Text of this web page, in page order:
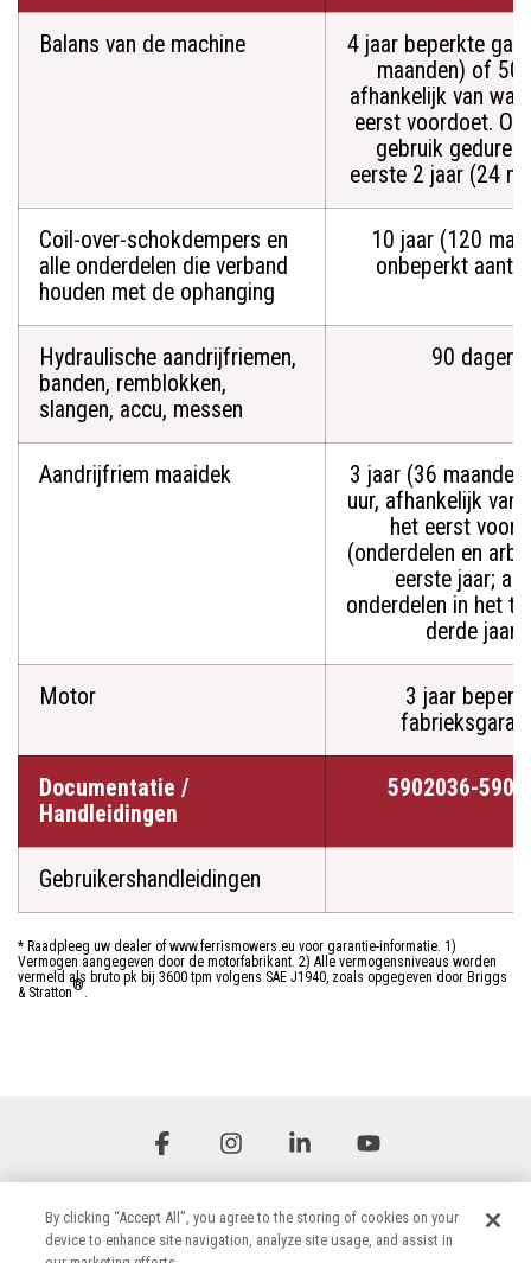
Balans van de machine
4 jaar beperkte
maanden) of
afhankelijk van wat
eerst voordoet.
gebruik
eerste 2 jaar (24
Coil-over-schokdempers en
alle onderdelen die verband
houden met de ophanging
10 jaar (120
onbeperkt
Hydraulische aandrijfriemen,
banden, remblokken,
slangen, accu, messen
90 dagen
Aandrijfriem maaidek
3 jaar (36
uur, afhankelijk van
het eerst
(onderdelen en
eerste jaar;
onderdelen in het
derde jaar)
Motor
3 jaar
Documentatie /
Handleidingen
5902036-
Gebruikershandleidingen
* Raadpleeg uw dealer of www.ferrismowers.eu voor garantie-informatie. 1)
Vermogen aangegeven door de motorfabrikant. 2) Alle vermogensniveaus worden
vermeld als bruto pk bij 3600 tpm volgens SAE J1940, zoals opgegeven door Briggs
& Stratton®.
FacebookInstagramLinkedin
By clicking “Accept All”, you agree to the storing of cookies on your
device to enhance site navigation, analyze site usage, and assist in